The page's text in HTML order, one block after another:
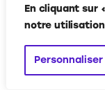
En cliquant sur
notre
Personnaliser
Food Geek & Love©